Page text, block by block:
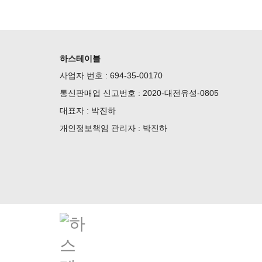
하스테이블
사업자 번호 : 694-35-00170
통신판매업 신고번호 : 2020-대전유성-0805
대표자 : 박진하
개인정보책임 관리자 : 박진하